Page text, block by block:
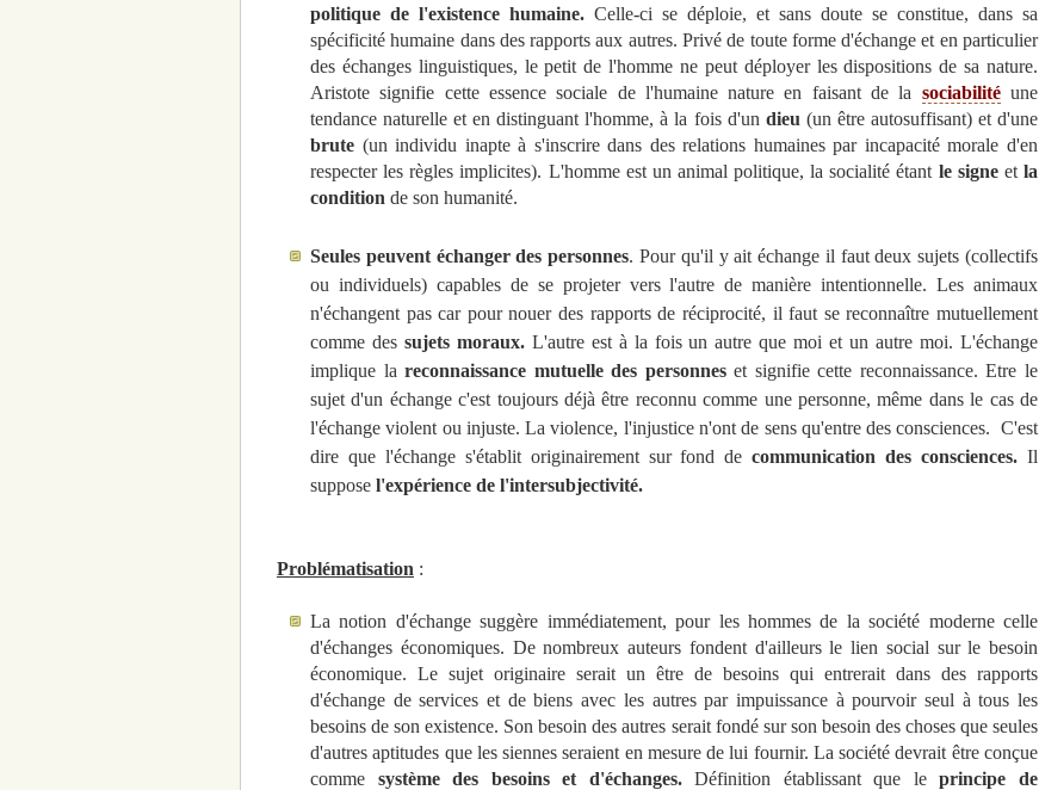
politique de l'existence humaine. Celle-ci se déploie, et sans doute se constitue, dans sa
spécificité humaine dans des rapports aux autres. Privé de toute forme d'échange et en particulier
des échanges linguistiques, le petit de l'homme ne peut déployer les dispositions de sa nature.
Aristote signifie cette essence sociale de l'humaine nature en faisant de la sociabilitéune
tendance naturelle et en distinguant l'homme, à la fois d'un dieu (un être autosuffisant) et d'une
brute (un individu inapte à s'inscrire dans des relations humaines par incapacité morale d'en
respecter les règles implicites). L'homme est un animal politique, la socialité étant le signeetla
condition de son humanité.
Seules peuvent échanger des personnes. Pour qu'il y ait échange il faut deux sujets (collectifs
ou individuels) capables de se projeter vers l'autre de manière intentionnelle. Les animaux
n'échangent pas car pour nouer des rapports de réciprocité, il faut se reconnaître mutuellement
comme des sujets moraux.L'autre est à la fois un autre que moi et un autre moi. L'échange
implique lareconnaissance mutuelle des personneset signifie cette reconnaissance. Etre le
sujet d'un échange c'est toujours déjà être reconnu comme une personne, même dans le cas de
l'échange violent ou injuste. La violence, l'injustice n'ont de sens qu'entre des consciences. C'est
dire que l'échange s'établit originairement sur fond decommunication des consciences. Il
suppose l'expérience de l'intersubjectivité.
Problématisation :
La notion d'échange suggère immédiatement, pour les hommes de la société moderne celle
d'échanges économiques. De nombreux auteurs fondent d'ailleurs le lien social sur le besoin
économique. Le sujet originaire serait un être de besoins qui entrerait dans des rapports
d'échange de services et de biens avec les autres par impuissance à pourvoir seul à tous les
besoins de son existence. Son besoin des autres serait fondé sur son besoin des choses que seules
d'autres aptitudes que les siennes seraient en mesure de lui fournir. La société devrait être conçue
comme système des besoins et d'échanges.Définition établissant que leprincipe de